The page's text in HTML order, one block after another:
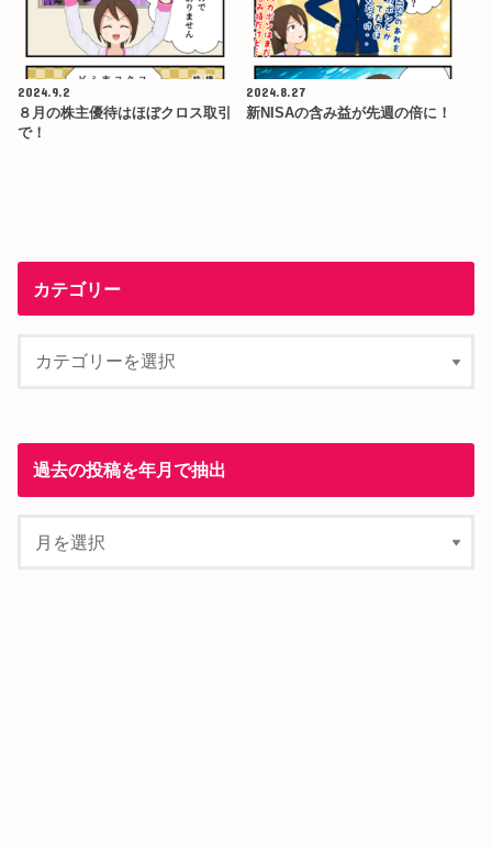
2024.9.2
８月の株主優待はほぼクロス取引
で！
2024.8.27
新NISAの含み益が先週の倍に！
カテゴリー
過去の投稿を年月で抽出